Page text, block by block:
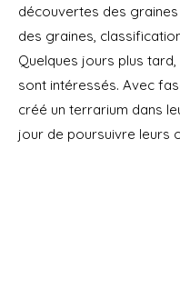
découvertes des
des graines,
Quelques jours plus tard,
sont intéressés. Avec
créé un terrarium dans
jour de poursuivre leurs